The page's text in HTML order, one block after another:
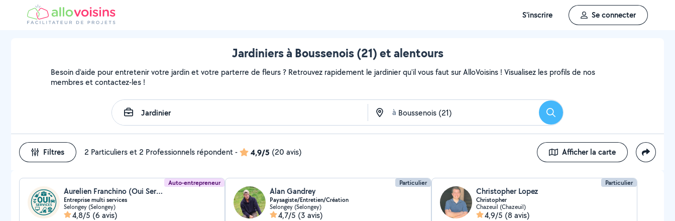
S'inscrire Se connecter
Jardiniers à Boussenois (21) et alentours
Besoin d'aide pour entretenir votre jardin et votre parterre de fleurs ? Retrouvez rapidement le jardinier qu'il vous faut sur AlloVoisins ! Visualisez les profils de nos
membres et contactez-les !
à Rechercher
Filtres 2 Particuliers et 2 Professionnels répondent- 4,9/5 (20 avis) Afficher la carte
Auto-entrepreneur
Aurelien Franchino (Oui Services)
Entreprise multi services
Selongey (Selongey)
4,8/5 (6 avis)
Particulier
Alan Gandrey
Paysagiste/Entretien/Création
Selongey (Selongey)
4,7/5 (3 avis)
Particulier
Christopher Lopez
Christopher
Chazeuil (Chazeuil)
4,9/5 (8 avis)